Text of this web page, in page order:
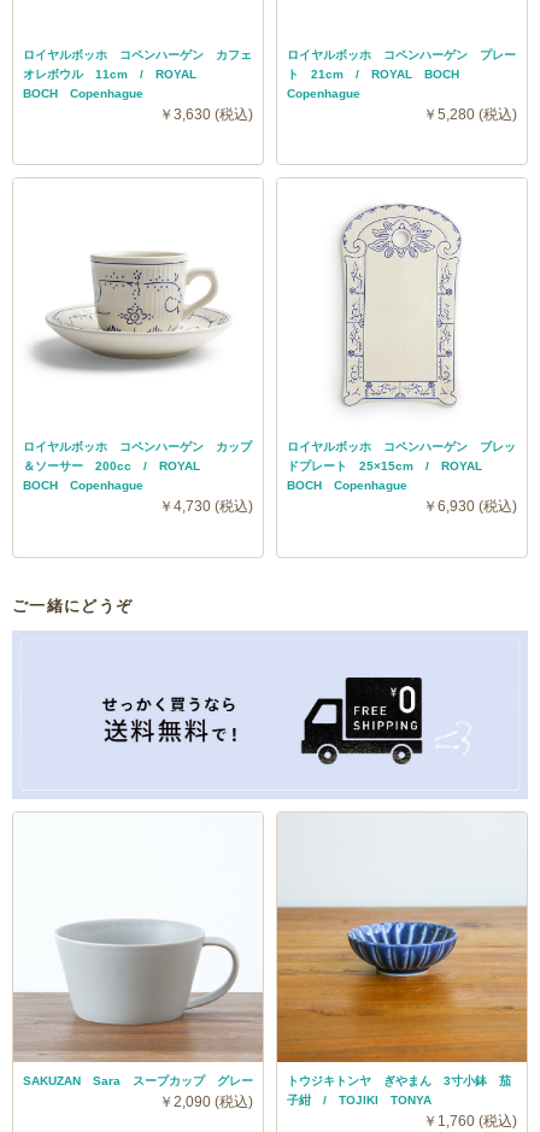
ロイヤルボッホ コペンハーゲン カフェ
オレボウル 11cm / ROYAL
BOCH Copenhague
￥3,630 (税込)
ロイヤルボッホ コペンハーゲン プレー
ト 21cm / ROYAL BOCH
Copenhague
￥5,280 (税込)
ロイヤルボッホ コペンハーゲン カップ
＆ソーサー 200cc / ROYAL
BOCH Copenhague
￥4,730 (税込)
ロイヤルボッホ コペンハーゲン ブレッ
ドプレート 25×15cm / ROYAL
BOCH Copenhague
￥6,930 (税込)
ご一緒にどうぞ
SAKUZAN Sara スープカップ グレー
￥2,090 (税込)
トウジキトンヤ ぎやまん 3寸小鉢 茄
子紺 / TOJIKI TONYA
￥1,760 (税込)